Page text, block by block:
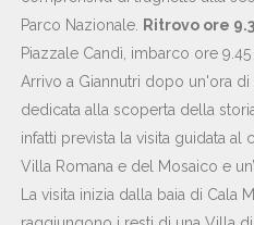
Parco Nazionale.
Ritrovo ore
Piazzale Candì, imbarco ore
Arrivo a Giannutri dopo un'ora di
dedicata alla scoperta della
infatti prevista la visita guidata
Villa Romana e del Mosaico e
La visita inizia dalla baia di Cala